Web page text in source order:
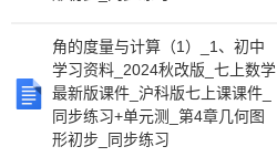
角的度量与计算（1）_1、初中
学习资料_2024秋改版_七上数学
最新版课件_沪科版七上课课件_
同步练习+单元测_第4章几何图
形初步_同步练习